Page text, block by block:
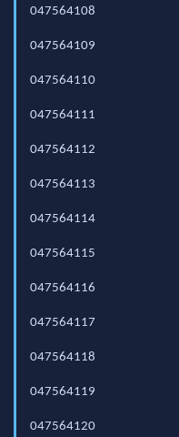
047564108
047564109
047564110
047564111
047564112
047564113
047564114
047564115
047564116
047564117
047564118
047564119
047564120